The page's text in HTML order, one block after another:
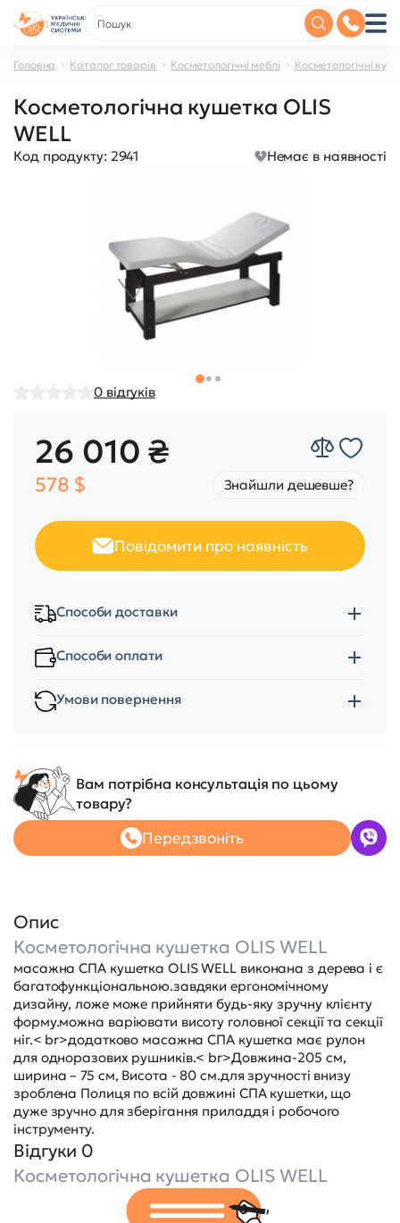
Головна Каталог товарів Косметологічні меблі Косметологічні
Косметологічна кушетка OLIS
WELL
Код продукту: 2941 Немає в наявності
0 відгуків
26 010 ₴
578 $ Знайшли дешевше?
Повідомити про наявність
Способи доставки
Способи оплати
Умови повернення
Вам потрібна консультація по цьому
товару?
Передзвоніть
Опис
Косметологічна кушетка OLIS WELL
масажна СПА кушетка OLIS WELL виконана з дерева і є
багатофункціональною.завдяки ергономічному
дизайну, ложе може прийняти будь-яку зручну клієнту
форму.можна варіювати висоту головної секції та секції
ніг.< br>додатково масажна СПА кушетка має рулон
для одноразових рушників.< br>Довжина-205 см,
ширина – 75 см, Висота - 80 см.для зручності внизу
зроблена Полиця по всій довжині СПА кушетки, що
дуже зручно для зберігання приладдя і робочого
інструменту.
Відгуки 0
Косметологічна кушетка OLIS WELL